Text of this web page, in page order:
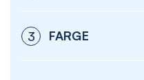
3 FARGE